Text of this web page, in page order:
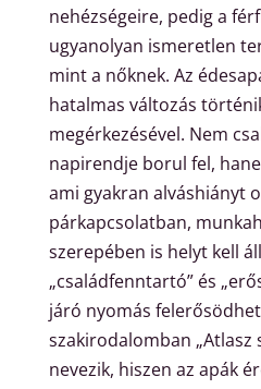
nehézségeire, pedig a
ugyanolyan ismeretlen
mint a nőknek. Az
hatalmas változás
megérkezésével. Nem
napirendje borul fel,
ami gyakran alváshiányt
párkapcsolatban,
szerepében is helyt kell
„családfenntartó” és
járó nyomás
szakirodalomban „Atlasz
nevezik, hiszen az apák